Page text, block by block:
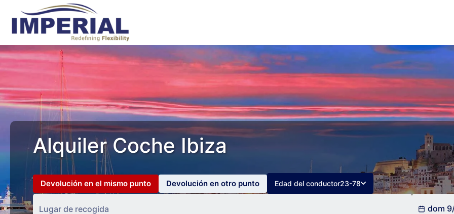
Alquiler Coche Ibiza
Devolución en el mismo punto Devolución en otro punto Edad del conductor23-78
dom